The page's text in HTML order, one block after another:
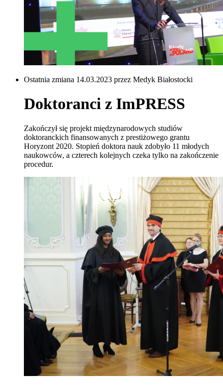
Ostatnia zmiana 14.03.2023 przez Medyk Białostocki
Doktoranci z ImPRESS
Zakończył się projekt międzynarodowych studiów
doktoranckich finansowanych z prestiżowego grantu
Horyzont 2020. Stopień doktora nauk zdobyło 11 młodych
naukowców, a czterech kolejnych czeka tylko na zakończenie
procedur.